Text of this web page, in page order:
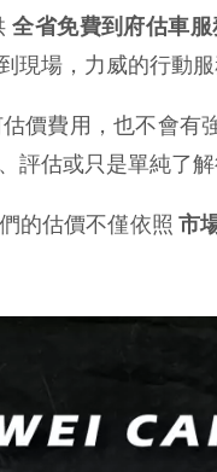
全省免費到府估車服
場，力威的行動
價費用，也不會
評估或只是單純了
的估價不僅依照 市